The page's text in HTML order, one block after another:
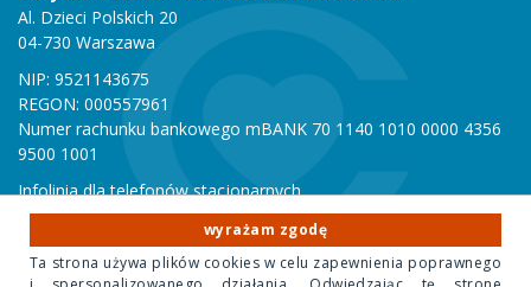
Al. Dzieci Polskich 20
04-730 Warszawa
NIP: 9521143675
REGON: 000557961
Numer rachunku bankowego mBANK 70 1140 1010 0000 4356
9500 1001
Infolinia dla telefonów stacjonarnych
801 051 000
Infolinia dla telefonów komórkowych
22 815 10 00
wyrażam zgodę
Ta strona używa plików cookies w celu zapewnienia poprawnego